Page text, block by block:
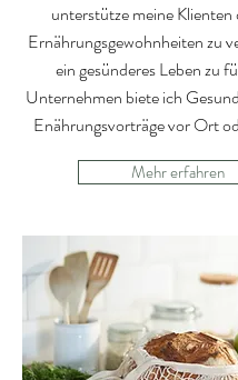
unterstütze meine Klienten
Ernährungsgewohnheiten zu
ein gesünderes Leben zu
Unternehmen biete ich
Enährungsvorträge vor Ort
Mehr erfahren